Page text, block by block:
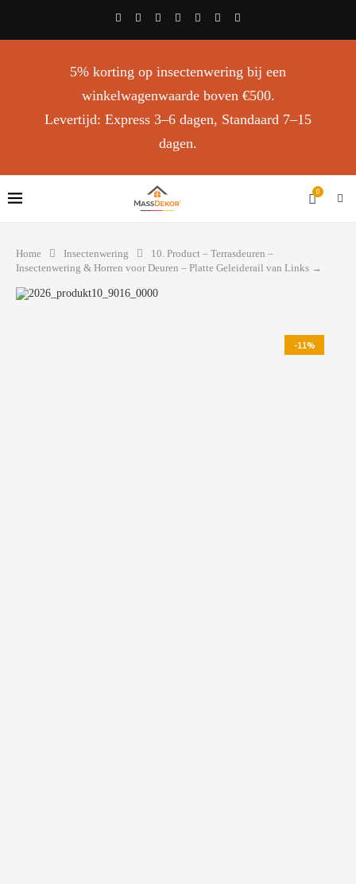
5% korting op insectenwering bij een
winkelwagenwaarde boven €500.
Levertijd: Express 3–6 dagen, Standaard 7–15
dagen.
0
Home Insectenwering
10. Product – Terrasdeuren –
Insectenwering & Horren voor Deuren – Platte Geleiderail van Links →
-11%